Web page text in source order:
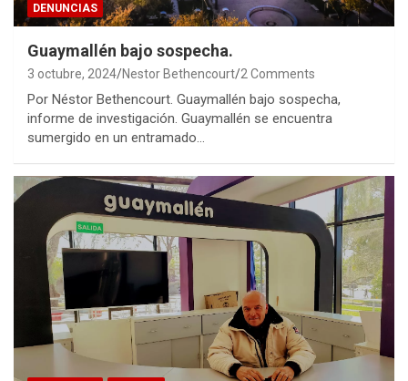
DENUNCIAS
Guaymallén bajo sospecha.
3 octubre, 2024 Nestor Bethencourt 2 Comments
Por Néstor Bethencourt. Guaymallén bajo sospecha,
informe de investigación. Guaymallén se encuentra
sumergido en un entramado…